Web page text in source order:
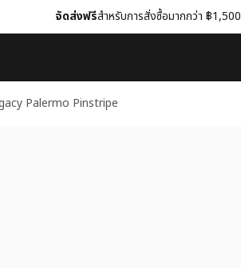
จัดส่งฟรีสำหรับการสั่งซื้อมากกว่า ฿1,500
Palermo Pinstripe